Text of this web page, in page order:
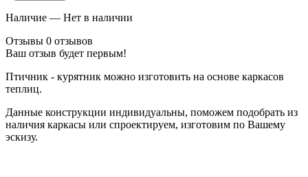
Наличие — Нет в наличии
Отзывы 0 отзывов
Ваш отзыв будет первым!
Птичник - курятник можно изготовить на основе каркасов
теплиц.
Данные конструкции индивидуальны, поможем подобрать из
наличия каркасы или спроектируем, изготовим по Вашему
эскизу.